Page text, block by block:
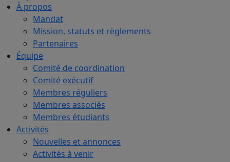
À propos
Mandat
Mission, statuts et règlements
Partenaires
Équipe
Comité de coordination
Comité exécutif
Membres réguliers
Membres associés
Membres étudiants
Activités
Nouvelles et annonces
Activités à venir